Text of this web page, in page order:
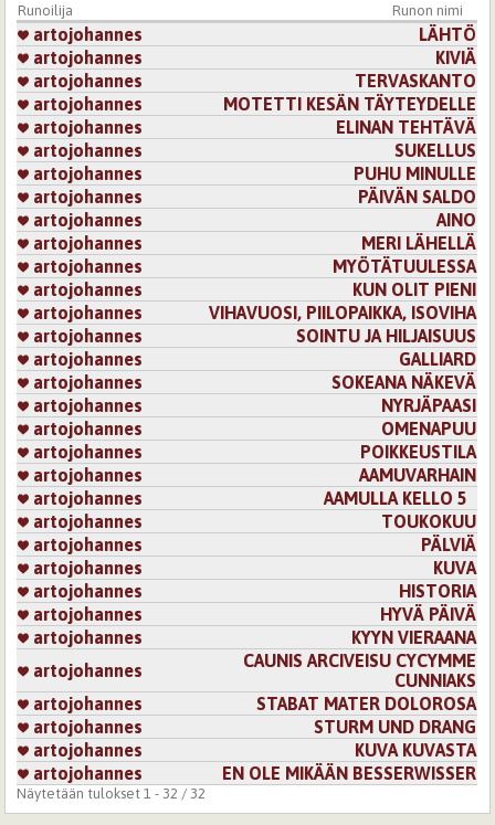
Runoilija Runon nimi
artojohannes
LÄHTÖ
artojohannes
KIVIÄ
artojohannes
TERVASKANTO
artojohannes
MOTETTI KESÄN TÄYTEYDELLE
artojohannes
ELINAN TEHTÄVÄ
artojohannes
SUKELLUS
artojohannes
PUHU MINULLE
artojohannes
PÄIVÄN SALDO
artojohannes
AINO
artojohannes
MERI LÄHELLÄ
artojohannes
MYÖTÄTUULESSA
artojohannes
KUN OLIT PIENI
artojohannes
VIHAVUOSI, PIILOPAIKKA, ISOVIHA
artojohannes
SOINTU JA HILJAISUUS
artojohannes
GALLIARD
artojohannes
SOKEANA NÄKEVÄ
artojohannes
NYRJÄPAASI
artojohannes
OMENAPUU
artojohannes
POIKKEUSTILA
artojohannes
AAMUVARHAIN
artojohannes
AAMULLA KELLO 5
artojohannes
TOUKOKUU
artojohannes
PÄLVIÄ
artojohannes
KUVA
artojohannes
HISTORIA
artojohannes
HYVÄ PÄIVÄ
artojohannes
KYYN VIERAANA
artojohannes
CAUNIS ARCIVEISU CYCYMME
CUNNIAKS
artojohannes
STABAT MATER DOLOROSA
artojohannes
STURM UND DRANG
artojohannes
KUVA KUVASTA
artojohannes
EN OLE MIKÄÄN BESSERWISSER
Näytetään tulokset 1 - 32 / 32